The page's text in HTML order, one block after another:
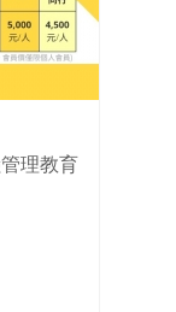
理教育